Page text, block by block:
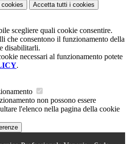
cookies Accetta tutti i cookies
scegliere quali cookie consentire.
che consentono il funzionamento della
disabilitarli.
necessari al funzionamento potete
.
non possono essere
l'elenco nella pagina della cookie